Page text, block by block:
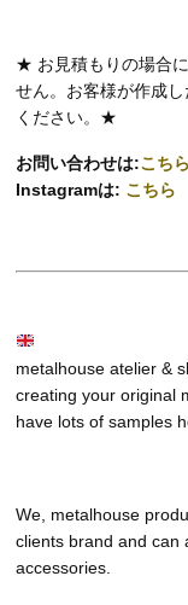
★ お見積もりの場合
せん。お客様が作成
ください。★
お問い合わせは:こちら
Instagramは: こちら
metalhouse atelier &
creating your original
have lots of samples
We, metalhouse
clients brand and can
accessories.